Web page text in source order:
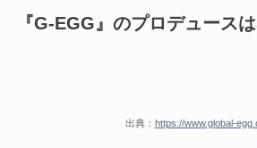
『G-EGG』のプロデュース
出典： https://www.global-